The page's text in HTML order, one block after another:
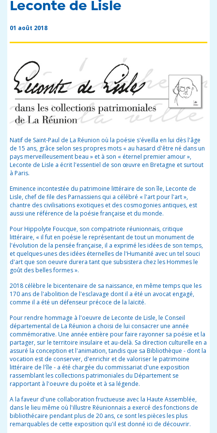
Leconte de Lisle
01 août 2018
Natif de Saint-Paul de La Réunion où la poésie s'éveilla en lui dès l'âge
de 15 ans, grâce selon ses propres mots « au hasard d'être né dans un
pays merveilleusement beau » et à son « éternel premier amour »,
Leconte de Lisle a écrit l'essentiel de son œuvre en Bretagne et surtout
à Paris.
Eminence incontestée du patrimoine littéraire de son île, Leconte de
Lisle, chef de file des Parnassiens qui a célébré « l'art pour l'art »,
chantre des civilisations exotiques et des cosmogonies antiques, est
aussi une référence de la poésie française et du monde.
Pour Hippolyte Foucque, son compatriote réunionnais, critique
littéraire, « il fut en poésie le représentant de tout un monument de
l'évolution de la pensée française, il a exprimé les idées de son temps,
et quelques-unes des idées éternelles de l'Humanité avec un tel souci
d'art que son oeuvre durera tant que subsistera chez les Hommes le
goût des belles formes ».
2018 célèbre le bicentenaire de sa naissance, en même temps que les
170 ans de l'abolition de l'esclavage dont il a été un avocat engagé,
comme il a été un défenseur précoce de la laïcité.
Pour rendre hommage à l'oeuvre de Leconte de Lisle, le Conseil
départemental de La Réunion a choisi de lui consacrer une année
commémorative. Une année entière pour faire rayonner sa poésie et la
partager, sur le territoire insulaire et au-delà. Sa direction culturelle en a
assuré la conception et l'animation, tandis que sa Bibliothèque - dont la
vocation est de conserver, d'enrichir et de valoriser le patrimoine
littéraire de l'île - a été chargée du commissariat d'une exposition
rassemblant les collections patrimoniales du Département se
rapportant à l'oeuvre du poète et à sa légende.
A la faveur d'une collaboration fructueuse avec la Haute Assemblée,
dans le lieu même où l'illustre Réunionnais a exercé des fonctions de
bibliothécaire pendant plus de 20 ans, ce sont les pièces les plus
remarquables de cette exposition qu'il est donné ici de découvrir.